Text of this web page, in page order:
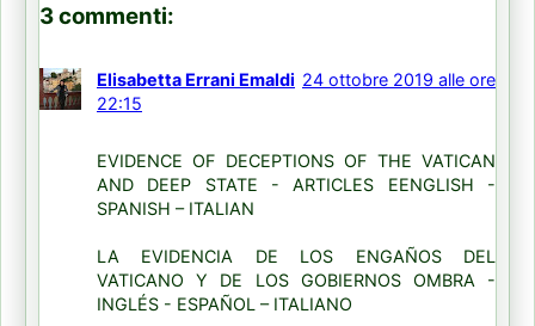
3 commenti:
Elisabetta Errani Emaldi 24 ottobre 2019 alle ore
22:15
EVIDENCE OF DECEPTIONS OF THE VATICAN
AND DEEP STATE - ARTICLES EENGLISH -
SPANISH – ITALIAN
LA EVIDENCIA DE LOS ENGAÑOS DEL
VATICANO Y DE LOS GOBIERNOS OMBRA -
INGLÉS - ESPAÑOL – ITALIANO